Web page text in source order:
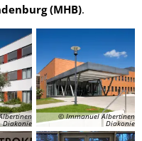
(MHB).
Diakonie
© Immanuel Albertinen
Diakonie